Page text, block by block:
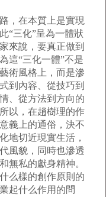
在本質上是實現
“三化”呈為一體狀
來說，要真正做到
這“三化一體”不是
術風格上，而是滲
到內容、從技巧到
、從方法到方向的
以，在趙樹理的作
義上的通俗，決不
地切近現實生活，
風貌，同時也滲透
無私的獻身精神。
么樣的創作原則的
起什么作用的問